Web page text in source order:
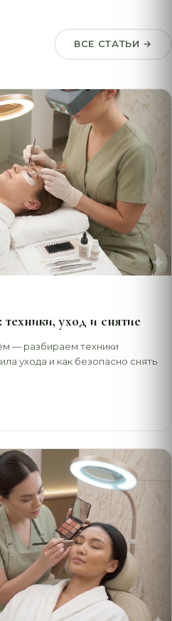
ВСЕ СТАТЬИ →
уход и снятие
— разбираем техники
ухода и как безопасно снять